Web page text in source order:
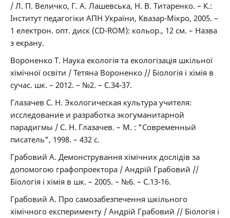
/ Л. П. Величко, Г. А. Лашевська, Н. В. Титаренко. – К.:
Інститут педагогіки АПН України, Квазар-Мікро, 2005. –
1 електрон. опт. диск (CD-ROM): кольор., 12 см. – Назва
з екрану.
Вороненко Т. Наука екологія та екологізація шкільної
хімічної освіти / Тетяна Вороненко // Біологія і хімія в
сучас. шк. – 2012. – №2. – С.34-37.
Глазачев С. Н. Экологическая культура учителя:
исследование и разработка экогуманитарной
парадигмы / С. Н. Глазачев. – М. : "Современный
писатель", 1998. – 432 с.
Грабовий А. Демонстрування хімічних дослідів за
допомогою графопроектора / Андрій Грабовий //
Біологія і хімія в шк. – 2005. – №6. – С.13-16.
Грабовий А. Про самозабезпечення шкільного
хімічного експерименту / Андрій Грабовий // Біологія і